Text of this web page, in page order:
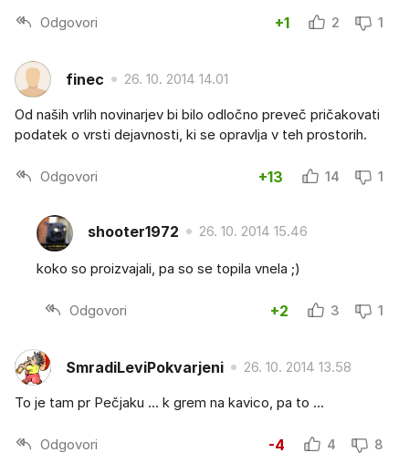
Odgovori +1 2 1
finec 26. 10. 2014 14.01
Od naših vrlih novinarjev bi bilo odločno preveč pričakovati
podatek o vrsti dejavnosti, ki se opravlja v teh prostorih.
Odgovori +13 14 1
shooter1972 26. 10. 2014 15.46
koko so proizvajali, pa so se topila vnela ;)
Odgovori +2 3 1
SmradiLeviPokvarjeni 26. 10. 2014 13.58
To je tam pr Pečjaku ... k grem na kavico, pa to ...
Odgovori -4 4 8